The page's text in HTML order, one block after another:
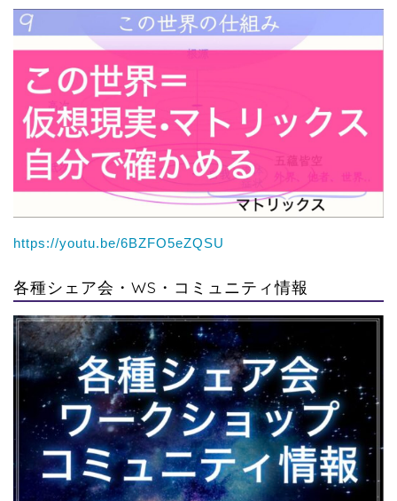
https://youtu.be/6BZFO5eZQSU
各種シェア会・WS・コミュニティ情報